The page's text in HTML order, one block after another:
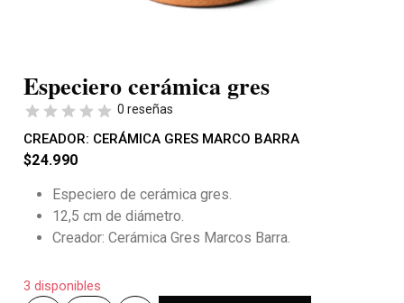
Especiero cerámica gres
0 reseñas
CREADOR: CERÁMICA GRES MARCO BARRA
$24.990
Especiero de cerámica gres.
12,5 cm de diámetro.
Creador: Cerámica Gres Marcos Barra.
3 disponibles